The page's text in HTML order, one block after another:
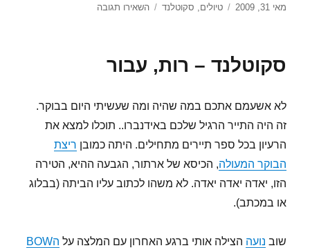
פורסם
מאי 31, 2009 קטגוריות
טיולים, סקוטלנד השאירו תגובה
סקוטלנד – רות, עבור
לא אשעמם אתכם במה שהיה ומה שעשיתי היום בבוקר.
זה היה התייר הרגיל שלכם באידנברו.. תוכלו למצא את
הרעיון בכל ספר תיירים מתחילים. היתה כמובן ריצת
הבוקר המעולה, הכיסא של ארתור, הגבעה ההיא, הטירה
הזו, יאדה יאדה יאדה. לא משהו לכתוב עליו הביתה (בבלוג
או במכתב).
שוב נועה הצילה אותי ברגע האחרון עם המלצה על
הBOW